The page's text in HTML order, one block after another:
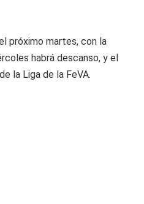
próximo martes, con la
habrá descanso, y el
de la Liga de la FeVA.